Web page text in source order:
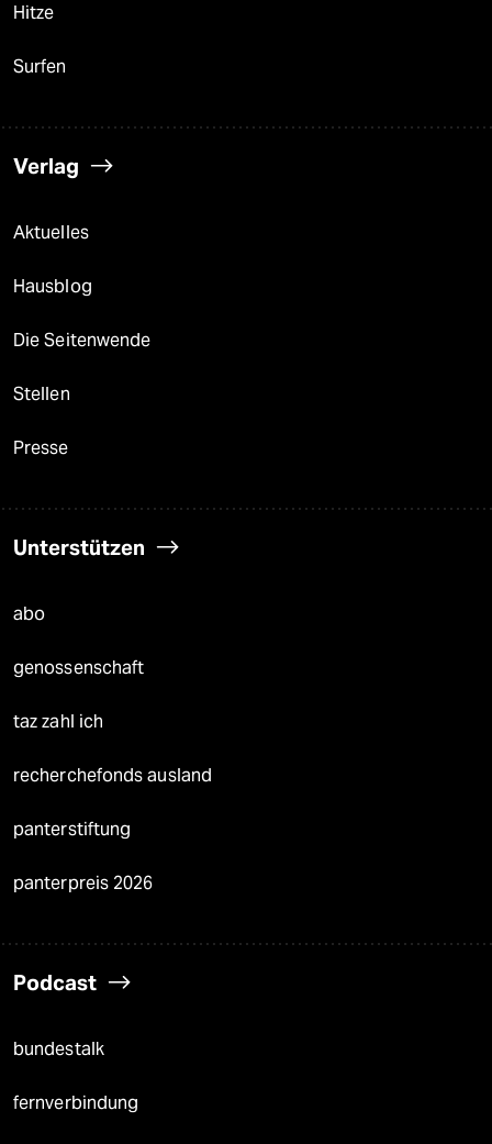
Hitze
Surfen
Verlag
Aktuelles
Hausblog
Die Seitenwende
Stellen
Presse
Unterstützen
abo
genossenschaft
taz zahl ich
recherchefonds ausland
panterstiftung
panterpreis 2026
Podcast
bundestalk
fernverbindung